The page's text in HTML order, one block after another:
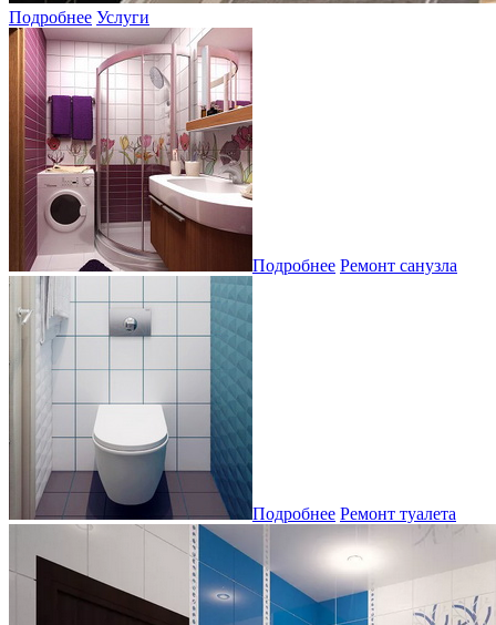
Подробнее Услуги
Подробнее Ремонт санузла
Подробнее Ремонт туалета